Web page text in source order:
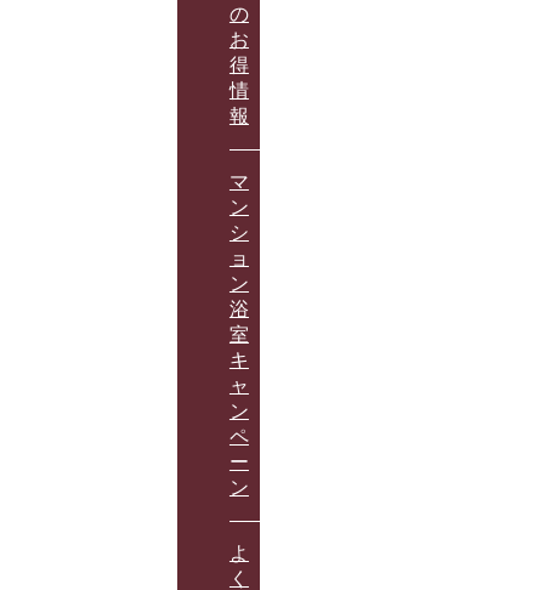
の
お
得
情
報
マ
ン
シ
ョ
ン
浴
室
キ
ャ
ン
ペ
ー
ン
よ
く